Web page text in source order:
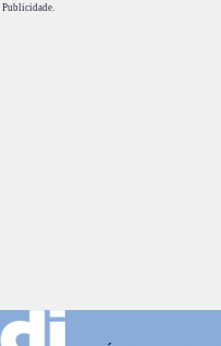
Publicidade.